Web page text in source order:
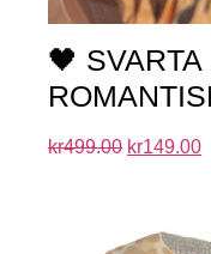
🖤
kr499.00 kr149.00